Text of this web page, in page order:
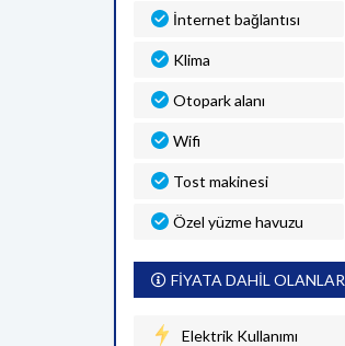
İnternet bağlantısı
Klima
Otopark alanı
Wifi
Tost makinesi
Özel yüzme havuzu
FİYATA DAHİL OLANLAR
Elektrik Kullanımı